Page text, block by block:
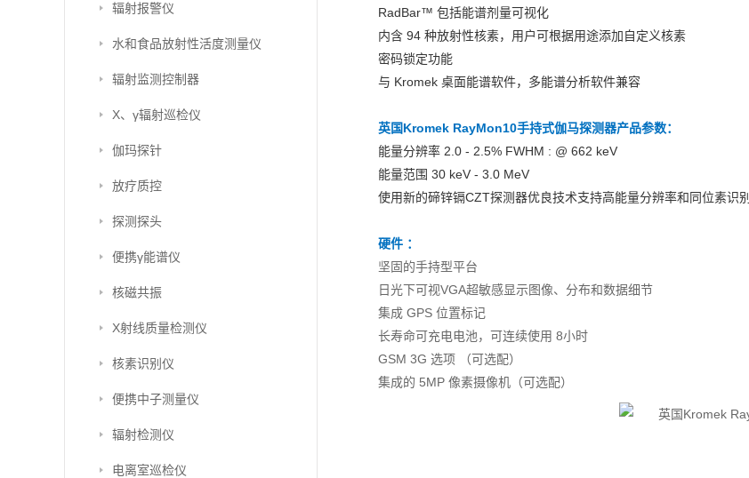
辐射报警仪
水和食品放射性活度测量仪
辐射监测控制器
X、γ辐射巡检仪
伽玛探针
放疗质控
探测探头
便携γ能谱仪
核磁共振
X射线质量检测仪
核素识别仪
便携中子测量仪
辐射检测仪
电离室巡检仪
RadBar™ 包括能谱剂量可视化
内含 94 种放射性核素，用户可根据用途添加自定义核素
密码锁定功能
与 Kromek 桌面能谱软件，多能谱分析软件兼容
英国Kromek RayMon10手持式伽马探测器产品参数：
能量分辨率 2.0 - 2.5% FWHM : @ 662 keV
能量范围 30 keV - 3.0 MeV
使用新的碲锌镉CZT探测器优良技术支持高能量分辨率和同位素识别
硬件 ：
坚固的手持型平台
日光下可视VGA超敏感显示图像、分布和数据细节
集成 GPS 位置标记
长寿命可充电电池，可连续使用 8小时
GSM 3G 选项 （可选配）
集成的 5MP 像素摄像机（可选配）